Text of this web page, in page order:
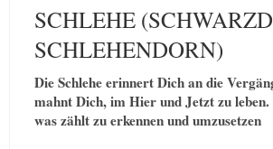
SCHLEHE
SCHLEHENDORN)
Die Schlehe erinnert Dich an die
mahnt Dich, im Hier und Jetzt zu
was zählt zu erkennen und umzusetzen